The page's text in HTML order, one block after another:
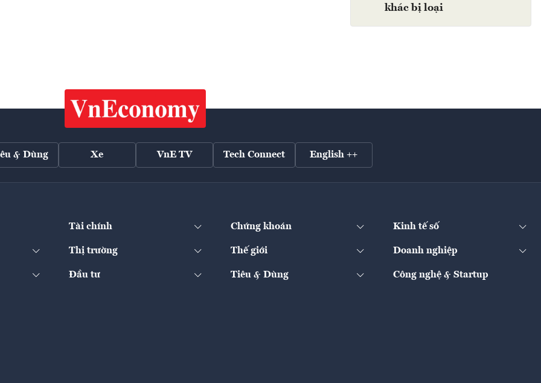
khác bị loại
& Dùng Xe VnE TV Tech Connect English ++
Tài chính Chứng khoán Kinh tế số
Thị trường Thế giới Doanh nghiệp
Đầu tư Tiêu & Dùng Công nghệ & Startup